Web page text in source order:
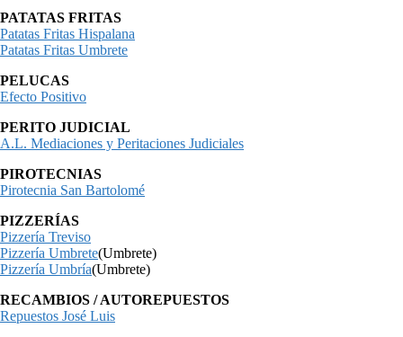
PATATAS FRITAS
Patatas Fritas Hispalana
Patatas Fritas Umbrete
PELUCAS
Efecto Positivo
PERITO JUDICIAL
A.L. Mediaciones y Peritaciones Judiciales
PIROTECNIAS
Pirotecnia San Bartolomé
PIZZERÍAS
Pizzería Treviso
Pizzería Umbrete(Umbrete)
Pizzería Umbría(Umbrete)
RECAMBIOS / AUTOREPUESTOS
Repuestos José Luis